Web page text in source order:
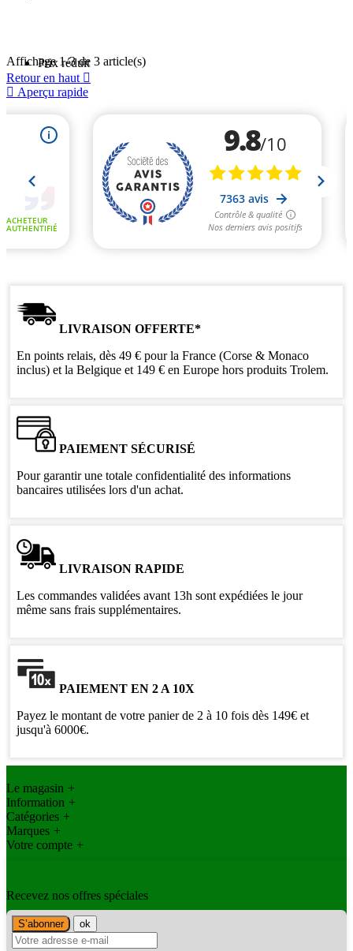
Prix réduit
 Aperçu rapide
Affichage 1-3 de 3 article(s)
Retour en haut 
LIVRAISON OFFERTE*
En points relais, dès 49 € pour la France (Corse & Monaco
inclus) et la Belgique et 149 € en Europe hors produits Trolem.
PAIEMENT SÉCURISÉ
Pour garantir une totale confidentialité des informations
bancaires utilisées lors d'un achat.
LIVRAISON RAPIDE
Les commandes validées avant 13h sont expédiées le jour
même sans frais supplémentaires.
PAIEMENT EN 2 A 10X
Payez le montant de votre panier de 2 à 10 fois dès 149€ et
jusqu'à 6000€.
Le magasin +
Information +
Catégories +
Marques +
Votre compte +
Recevez nos offres spéciales